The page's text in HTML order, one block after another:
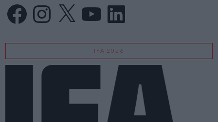
FacebookInstagram
X LinkedIn
IFA 2026